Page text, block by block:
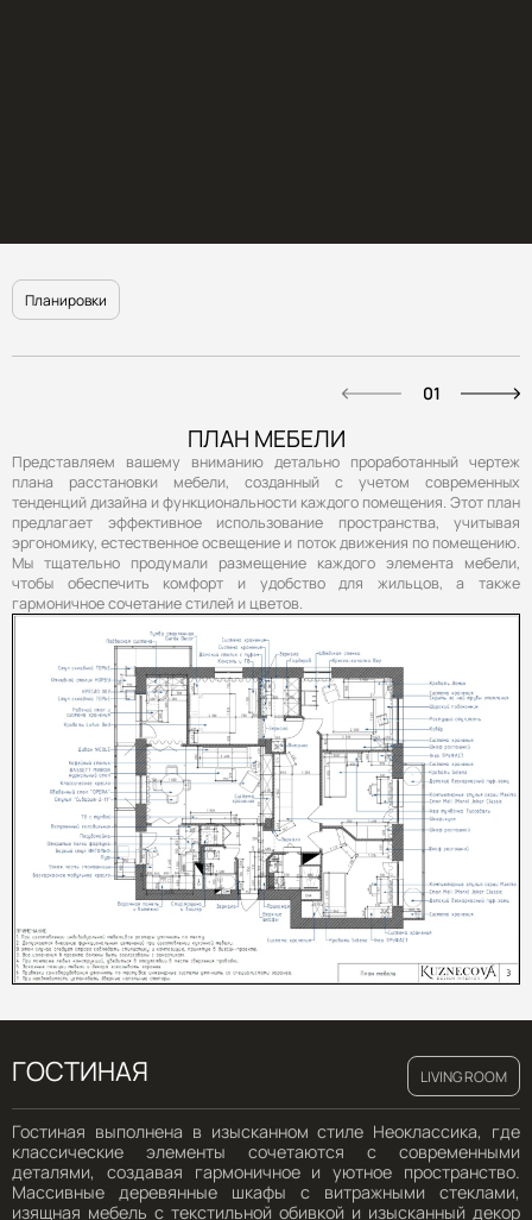
ПОДРОБНЕЕ
Планировки
ПЛАН МЕБЕЛИ
Представляем вашему вниманию детально проработанный чертеж
плана расстановки мебели, созданный с учетом современных
тенденций дизайна и функциональности каждого помещения. Этот план
предлагает эффективное использование пространства, учитывая
эргономику, естественное освещение и поток движения по помещению.
Мы тщательно продумали размещение каждого элемента мебели,
чтобы обеспечить комфорт и удобство для жильцов, а также
гармоничное сочетание стилей и цветов.
01
ГОСТИНАЯ LIVING ROOM
Гостиная выполнена в изысканном стиле Неоклассика, где
классические элементы сочетаются с современными
деталями, создавая гармоничное и уютное пространство.
Массивные деревянные шкафы с витражными стеклами,
изящная мебель с текстильной обивкой и изысканный декор